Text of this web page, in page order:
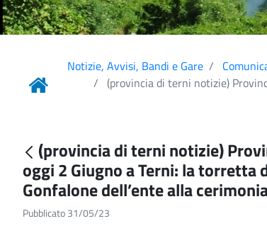
Notizie, Avvisi, Bandi e Gare
(provincia di terni notizie)
(provincia di terni notizie)
oggi 2 Giugno a Terni: la torretta
Gonfalone dell’ente alla
Pubblicato 31/05/23